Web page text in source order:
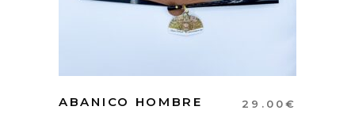
ABANICO HOMBRE 29.00€